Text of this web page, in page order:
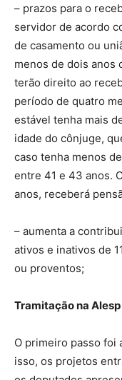
– prazos para o
servidor de acordo
de casamento ou
menos de dois anos
terão direito ao
período de quatro
estável tenha mais
idade do cônjuge,
caso tenha menos
entre 41 e 43 anos.
anos, receberá
– aumenta a
ativos e inativos de
ou proventos;
Tramitação na Alesp
O primeiro passo foi
isso, os projetos